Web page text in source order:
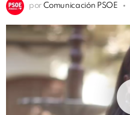
por Comunicación PSOE